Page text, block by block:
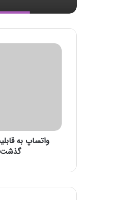
و
ق
ی
واتساپ به
گذشت ۹۰ روز مجهز می‌شود